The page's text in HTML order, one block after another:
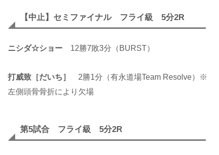
【中止】セミファイナル フライ級 5分2R
ニシダ☆ショー 12勝7敗3分（BURST）
打威致［だいち］
2勝1分（有永道場Team Resolve）※
左側頭骨骨折により欠場
第5試合 フライ級 5分2R